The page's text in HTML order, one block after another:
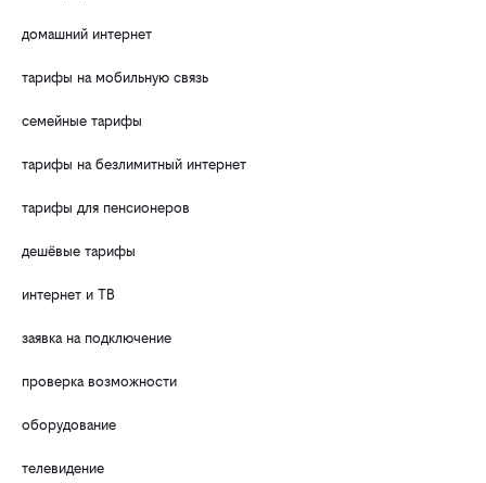
домашний интернет
тарифы на мобильную связь
семейные тарифы
тарифы на безлимитный интернет
тарифы для пенсионеров
дешёвые тарифы
интернет и ТВ
заявка на подключение
проверка возможности
оборудование
телевидение